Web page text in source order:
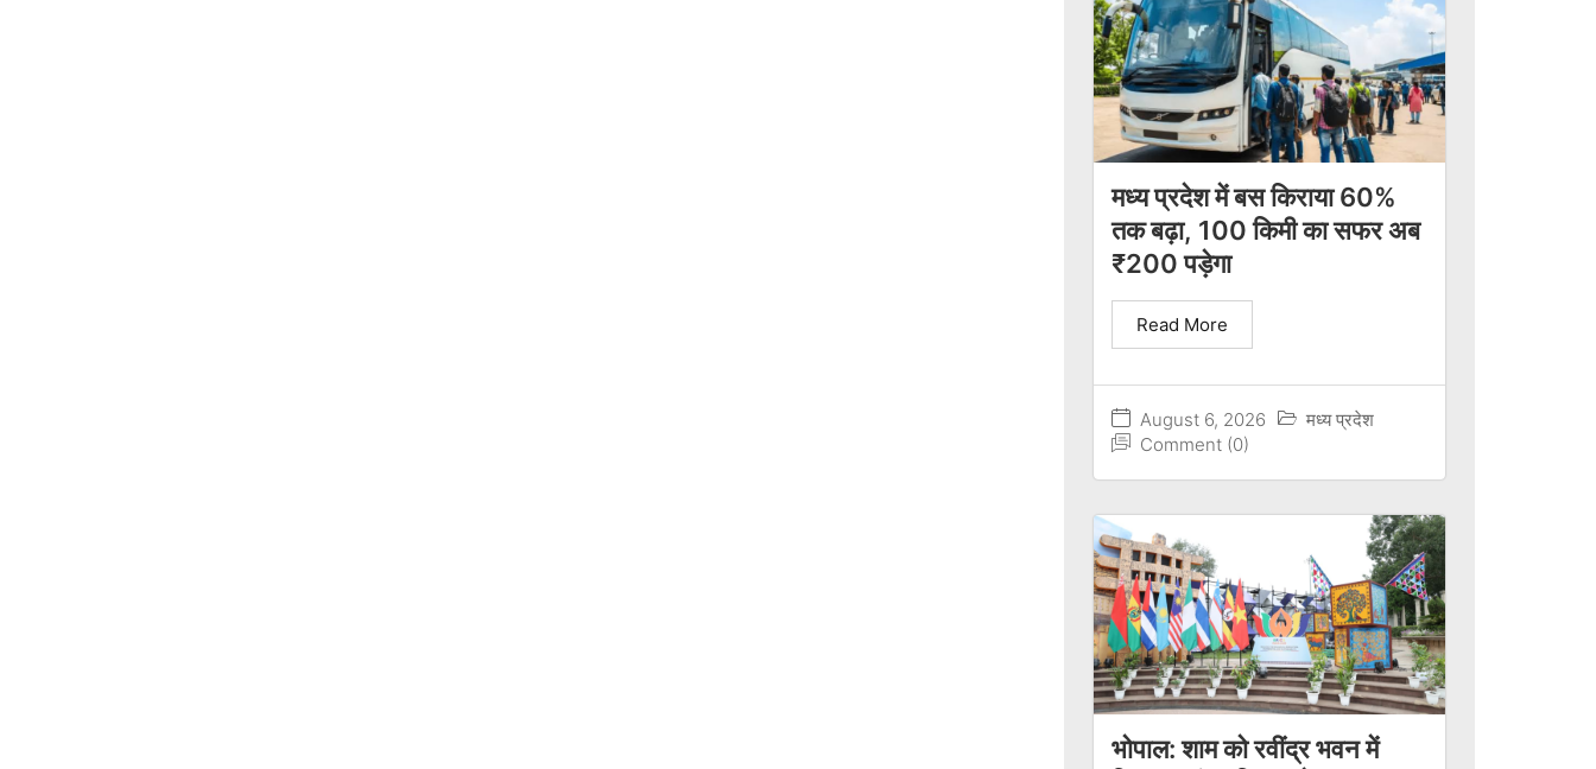
मध्य प्रदेश में बस किराया 60%
तक बढ़ा, 100 किमी का सफर अब
₹200 पड़ेगा
August 6, 2026
मध्य प्रदेश
Comment (0)
Read More
भोपाल: शाम को रवींद्र भवन में